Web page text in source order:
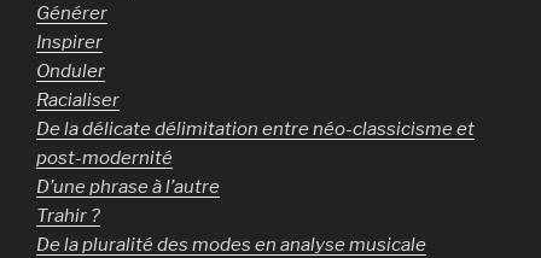
Générer
Inspirer
Onduler
Racialiser
De la délicate délimitation entre néo-classicisme et
post-modernité
D’une phrase à l’autre
Trahir ?
De la pluralité des modes en analyse musicale